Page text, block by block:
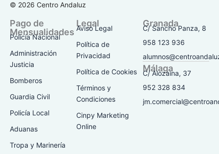
c
b
o
o
k
-
f
s
a
g
r
a
m
k
k
u
b
© 2026 Centro Andaluz
Pago de
Mensualidades
Policía Nacional
Administración
Justicia
Bomberos
Guardia Civil
Policía Local
Aduanas
Tropa y Marinería
Legal
Aviso Legal
Política de
Privacidad
Política de Cookies
Términos y
Condiciones
Cinpy Marketing
Online
Granada
C/ Sancho Panza, 8
958 123 936
Málaga
C/ Alozaina, 37
952 328 834